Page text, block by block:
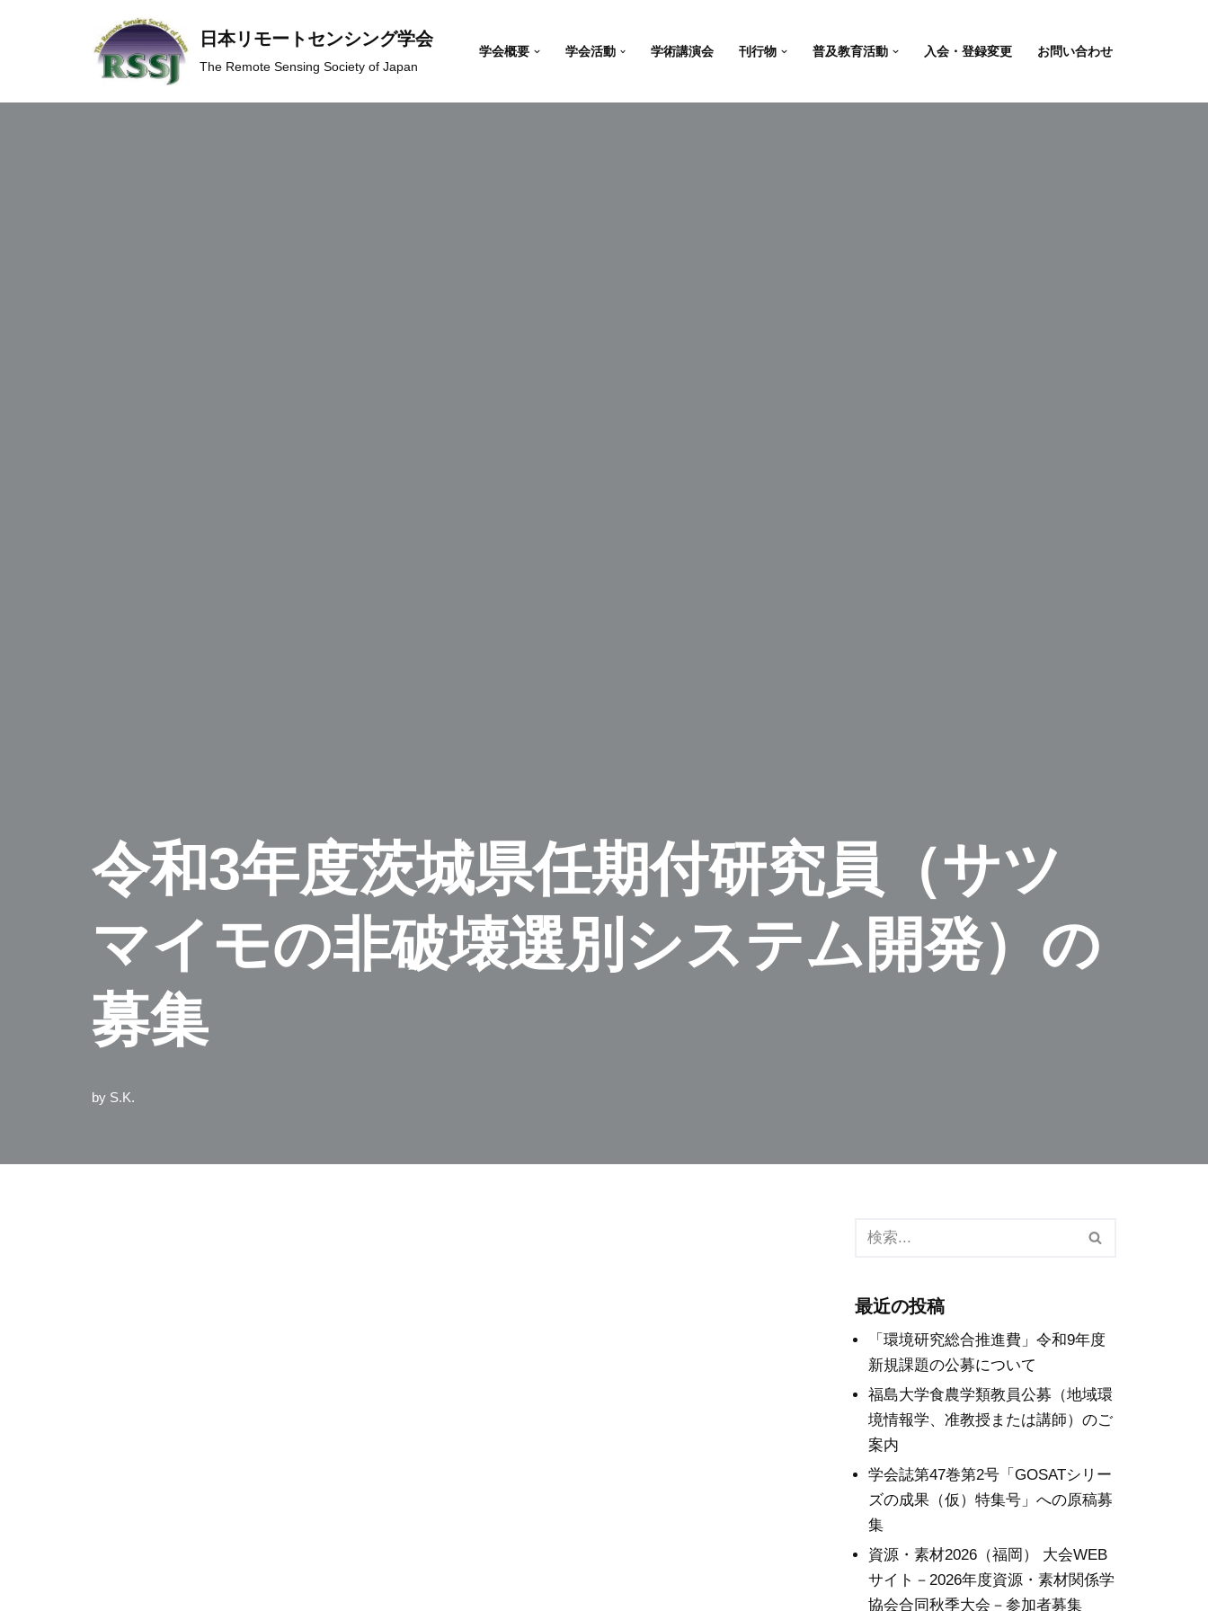
テ
日本リモートセンシング学会
The Remote Sensing Society of Japan
学会概要 学会活動 学術講演会 刊行物 普及教育活動 入会・登録変更 お問い合わせ
令和3年度茨城県任期付研究員（サツ
マイモの非破壊選別システム開発）の
募集
by S.K.
最近の投稿
「環境研究総合推進費」令和9年度
新規課題の公募について
福島大学食農学類教員公募（地域環
境情報学、准教授または講師）のご
案内
学会誌第47巻第2号「GOSATシリー
ズの成果（仮）特集号」への原稿募
集
資源・素材2026（福岡） 大会WEB
サイト－2026年度資源・素材関係学
協会合同秋季大会－参加者募集